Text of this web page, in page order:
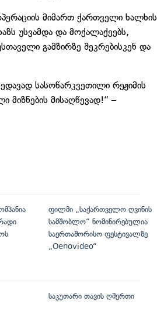
მიმართ ქართველი ხალხის
უსვამდა და მოქალაქეებს,
გამზირზე შეკრებისკენ და
სასოწარკვეთილი რეჟიმის
მისაღწევად!“ –
ფილმი „საქართველო ღვინის
სამშობლო“ ნომინირებულია
საერთაშორისო ფესტივალზე
„Oenovideo“
საკუთარი თავის ღმერთი